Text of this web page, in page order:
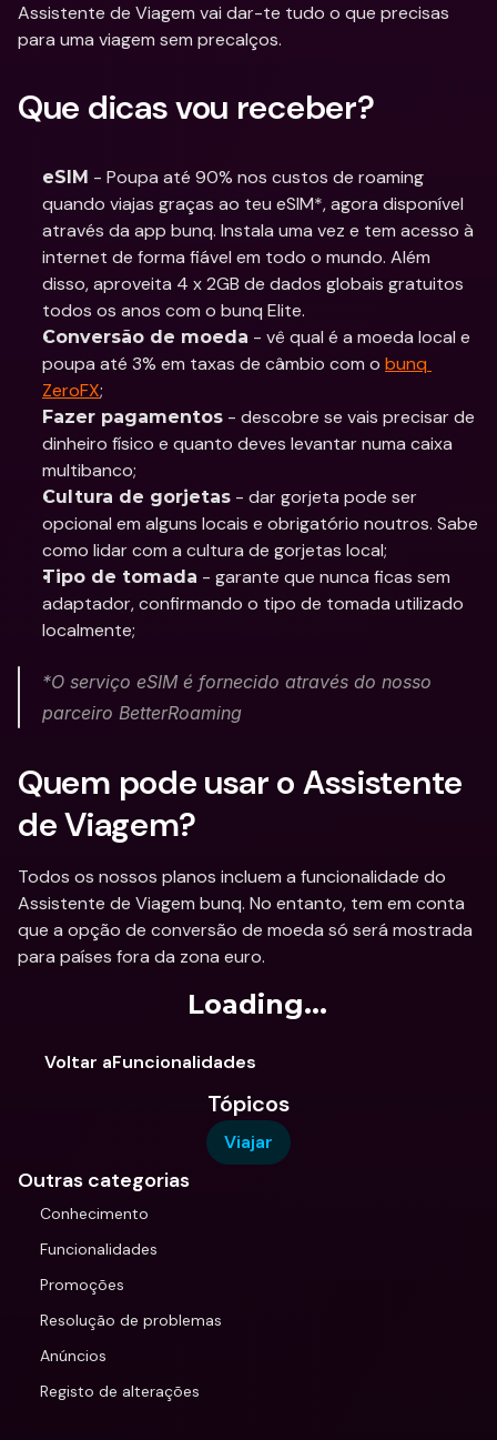
Assistente de Viagem vai dar-te tudo o que precisas
para uma viagem sem precalços.
Que dicas vou receber?
eSIM - Poupa até 90% nos custos de roaming
quando viajas graças ao teu eSIM*, agora disponível
através da app bunq. Instala uma vez e tem acesso à
internet de forma fiável em todo o mundo. Além
disso, aproveita 4 x 2GB de dados globais gratuitos
todos os anos com o bunq Elite.
Conversão de moeda - vê qual é a moeda local e
poupa até 3% em taxas de câmbio com o bunq
ZeroFX;
Fazer pagamentos - descobre se vais precisar de
dinheiro físico e quanto deves levantar numa caixa
multibanco;
Cultura de gorjetas - dar gorjeta pode ser
opcional em alguns locais e obrigatório noutros. Sabe
como lidar com a cultura de gorjetas local;
Tipo de tomada - garante que nunca ficas sem
adaptador, confirmando o tipo de tomada utilizado
localmente;
*O serviço eSIM é fornecido através do nosso
parceiro BetterRoaming
Quem pode usar o Assistente
de Viagem?
Todos os nossos planos incluem a funcionalidade do
Assistente de Viagem bunq. No entanto, tem em conta
que a opção de conversão de moeda só será mostrada
para países fora da zona euro.
Loading...
Voltar aFuncionalidades
Tópicos
Viajar
Outras categorias
Conhecimento
Funcionalidades
Promoções
Resolução de problemas
Anúncios
Registo de alterações